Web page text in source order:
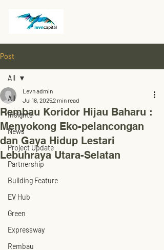
Post
All
Insights
News
Project Update
Partnership
Building Feature
EV Hub
Green
Expressway
Rembau
All
Rembau Koridor Hijau Baharu :
Menyokong Eko-pelancongan
dan Gaya Hidup Lestari
Lebuhraya Utara-Selatan
Levn admin
Jul 18, 20252 min read